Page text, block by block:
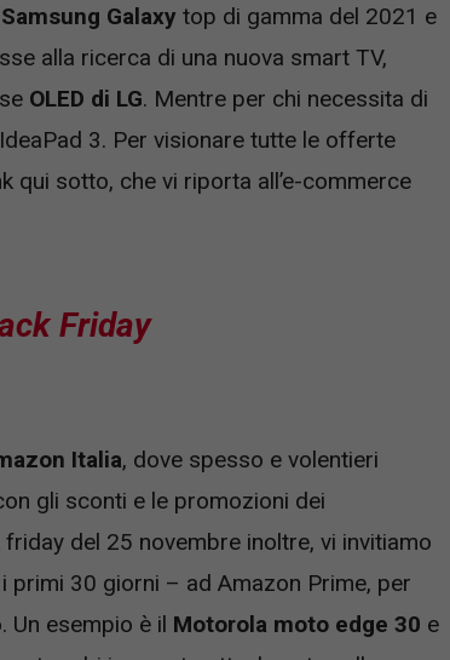
Samsung Galaxy top di gamma del 2021 e
alla ricerca di una nuova smart TV,
OLED di LG. Mentre per chi necessita di
3. Per visionare tutte le offerte
qui sotto, che vi riporta all’e-commerce
Friday
Italia, dove spesso e volentieri
gli sconti e le promozioni dei
friday del 25 novembre inoltre, vi invitiamo
30 giorni – ad Amazon Prime, per
Un esempio è il Motorola moto edge 30 e